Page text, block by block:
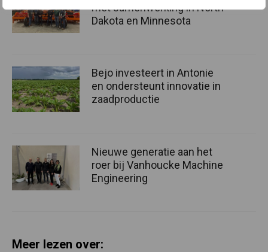
met samenwerking in North
Dakota en Minnesota
Bejo investeert in Antonie
en ondersteunt innovatie in
zaadproductie
Nieuwe generatie aan het
roer bij Vanhoucke Machine
Engineering
Meer lezen over: